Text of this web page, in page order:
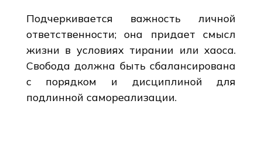
Подчеркивается важность личной
ответственности; она придает смысл
жизни в условиях тирании или хаоса.
Свобода должна быть сбалансирована
с порядком и дисциплиной для
подлинной самореализации.